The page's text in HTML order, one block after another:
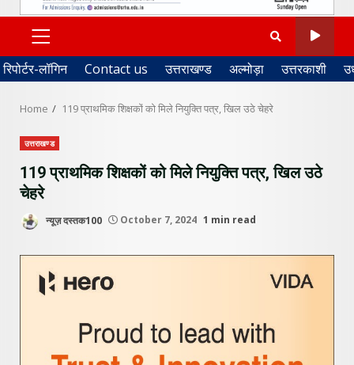
PRIMARY
MENU
रिपोर्टर-लॉगिन Contact us उत्तराखण्ड अल्मोड़ा उत्तरकाशी
Home 119 प्राथमिक शिक्षकों को मिले नियुक्ति पत्र, खिल उठे चेहरे
उत्तराखण्ड
119 प्राथमिक शिक्षकों को मिले नियुक्ति पत्र, खिल उठे
चेहरे
न्यूज़ दस्तक100 October 7, 2024 1 min read